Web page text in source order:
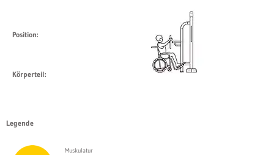
Position:
Körperteil:
Legende
Muskulatur